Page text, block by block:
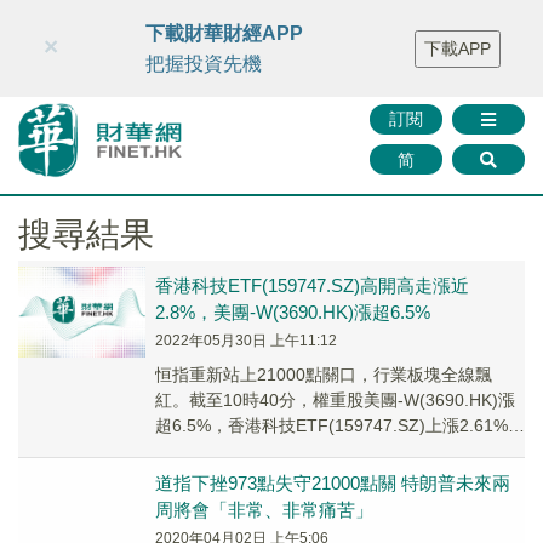
財華智庫網 FINTV FINMETA 財華證券 媒體矩陣
智庫沙龍
聯絡我們
訂閱
简
×
下載財華財經APP
把握投資先機
下載APP
搜尋結果
香港科技ETF(159747.SZ)高開高走漲近
2.8%，美團-W(3690.HK)漲超6.5%
2022年05月30日 上午11:12
​恒指重新站上21000點關口，行業板塊全線飄
紅。截至10時40分，權重股美團-W(3690.HK)漲
超6.5%，香港科技ETF(159747.SZ)上漲2.61%，
道指下挫973點失守21000點關 特朗普未來兩
周將會「非常、非常痛苦」
2020年04月02日 上午5:06